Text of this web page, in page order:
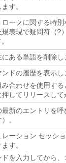
す。
ークに関する特別
表現で疑問符（?
ある単語を削除し
ドの履歴を表示し
合わせを使用する
してリリースして
新のエントリを呼
。
レーション セッシ
す。
を入力してから、